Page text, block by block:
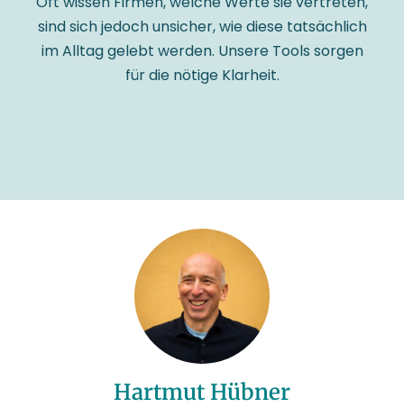
sind sich jedoch unsicher, wie diese tatsächlich
im Alltag gelebt werden. Unsere Tools sorgen
für die nötige Klarheit.
Hartmut Hübner